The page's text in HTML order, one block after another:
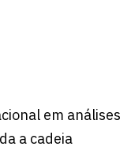
em análises
a cadeia